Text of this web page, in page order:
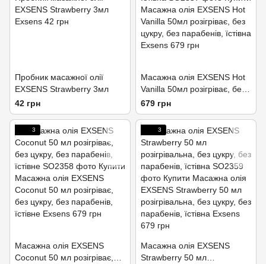
Пробник масажної олії
EXSENS Strawberry 3мл
42 грн
Масажна олія EXSENS Hot
Vanilla 50мл розігріває, без
цукру, без парабенів, їстівна
679 грн
3
Масажна олія EXSENS
Coconut 50 мл розігріває,
3
Масажна олія EXSENS
Strawberry 50 мл